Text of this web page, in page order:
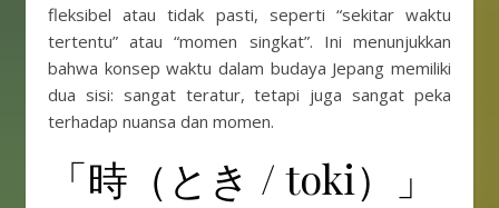
fleksibel atau tidak pasti, seperti “sekitar waktu
tertentu” atau “momen singkat”. Ini menunjukkan
bahwa konsep waktu dalam budaya Jepang memiliki
dua sisi: sangat teratur, tetapi juga sangat peka
terhadap nuansa dan momen.
「時（とき / toki）」